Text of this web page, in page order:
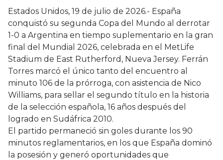
Estados Unidos, 19 de julio de 2026.- España
conquistó su segunda Copa del Mundo al derrotar
1-0 a Argentina en tiempo suplementario en la gran
final del Mundial 2026, celebrada en el MetLife
Stadium de East Rutherford, Nueva Jersey. Ferrán
Torres marcó el único tanto del encuentro al
minuto 106 de la prórroga, con asistencia de Nico
Williams, para sellar el segundo título en la historia
de la selección española, 16 años después del
logrado en Sudáfrica 2010.
El partido permaneció sin goles durante los 90
minutos reglamentarios, en los que España dominó
la posesión y generó oportunidades que